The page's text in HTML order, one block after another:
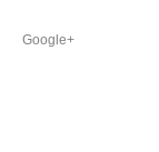
Google+